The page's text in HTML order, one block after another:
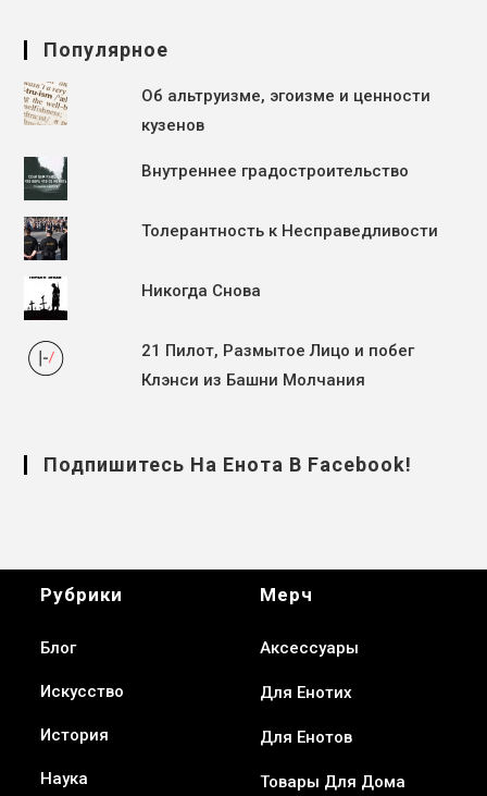
Популярное
Об альтруизме, эгоизме и ценности
кузенов
Внутреннее градостроительство
Толерантность к Несправедливости
Никогда Снова
21 Пилот, Размытое Лицо и побег
Клэнси из Башни Молчания
Подпишитесь На Енота В Facebook!
Рубрики
Блог
Искусство
История
Наука
Мерч
Аксессуары
Для Енотих
Для Енотов
Товары Для Дома